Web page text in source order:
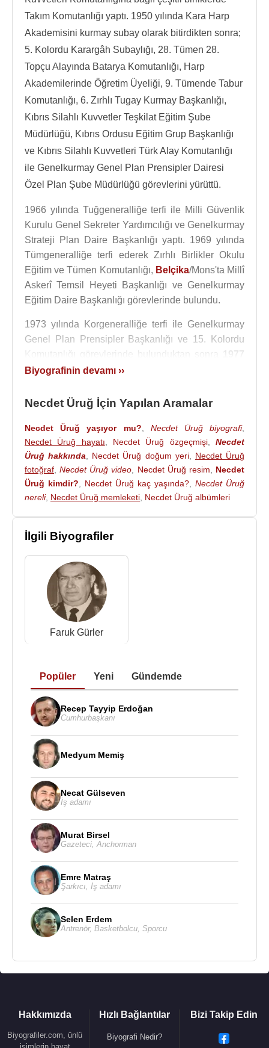
Takım Komutanlığı yaptı. 1950 yılında Kara Harp
Akademisini kurmay subay olarak bitirdikten sonra;
5. Kolordu Karargâh Subaylığı, 28. Tümen 28.
Topçu Alayında Batarya Komutanlığı, Harp
Akademilerinde Öğretim Üyeliği, 9. Tümende Tabur
Komutanlığı, 6. Zırhlı Tugay Kurmay Başkanlığı,
Kıbrıs Silahlı Kuvvetler Teşkilat Eğitim Şube
Müdürlüğü, Kıbrıs Ordusu Eğitim Grup Başkanlığı
ve Kıbrıs Silahlı Kuvvetleri Türk Alay Komutanlığı
ile Genelkurmay Genel Plan Prensipler Dairesi
Özel Plan Şube Müdürlüğü görevlerini yürüttü.
1966 yılında Tuğgeneralliğe terfi ile Milli Güvenlik
Kurulu Genel Sekreter Yardımcılığı ve Genelkurmay
Strateji Plan Daire Başkanlığı yaptı. 1969 yılında
Tümgeneralliğe terfi ederek Zırhlı Birlikler Okulu
Eğitim ve Tümen Komutanlığı, Belçika/Mons'ta Millî
Askerî Temsil Heyeti Başkanlığı ve Genelkurmay
Eğitim Daire Başkanlığı görevlerinde bulundu.
1973 yılında Korgeneralliğe terfi ile Genelkurmay
Genel Plan Prensipler Başkanlığı ve 15. Kolordu
Komutanlığı görevlerinde bulunduktan sonra
1977
yılında Orgeneralliğe terfi etti.
Ordu Komutanlığı, Kara Kuvvetleri Komutan
Yardımcılığı yaptıktan sonra, Kara Kuvvetleri
Komutan Yardımcılığı uhdesinde olmak üzere, 27
Ağustos 1981 - 15 Kasım 1982 tarihleri arasında
Devlet Başkanlığı ve Millî Güvenlik Konseyi Genel
Sekreterliği, 15 Kasım1982 - 1 Temmuz 1983
tarihleri arasında Cumhurbaşkanlığı ve Millî
Kara Kuvvetleri Komutanlığı görevlerini yürüttü.
6 Aralık1983tarihinde atandığı Genelkurmay
Başkanlığı görevinden 02 Temmuz
kendi isteği ile emekli oldu.
TSK Üstün Hizmet Madalyası sahibi olan Orgeneral
Necdet Üruğ; Fatma Nejla Üruğ ile evli olup iki
çocuk babasıdır.
Genelkurmay Başkanı olanFaruk Gürler
yeğenidir.
Necdet Üruğ, 18 Nisan 2021
Kaynak:Biyografiler.com
Biyografinin devamı ››
Necdet Üruğ İçin Yapılan Aramalar
Necdet Üruğ yaşıyor mu? Necdet Üruğ biyografi,
Necdet Üruğ hayatı
Necdet Üruğ özgeçmişi,Necdet
Üruğ hakkında
Necdet Üruğ doğum yeri, Necdet Üruğ
fotoğraf ,Necdet Üruğ video Necdet Üruğ resim
Necdet
Üruğ kimdir?
Necdet Üruğ kaç yaşında?
Necdet Üruğ
nereli, Necdet Üruğ memleketi Necdet Üruğ albümleri
İlgili Biyografiler
Faruk Gürler
Popüler Yeni Gündemde
Recep Tayyip Erdoğan
Cumhurbaşkanı
Medyum Memiş
Necat Gülseven
İş adamı
Murat Birsel
Gazeteci Anchorman
Emre Matraş
Şarkıcı İş adamı
Selen Erdem
Antrenör, Basketbolcu Sporcu
Hakkımızda
Biyografiler.com, ünlü
Hızlı Bağlantılar
Biyografi Nedir?
Bizi Takip Edin